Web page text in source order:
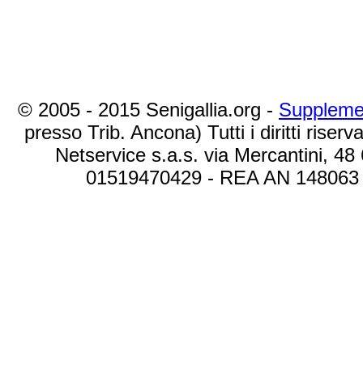
© 2005 - 2015 Senigallia.org -
presso Trib. Ancona) Tutti i diritti
Netservice s.a.s. via Mercantini,
01519470429 - REA AN